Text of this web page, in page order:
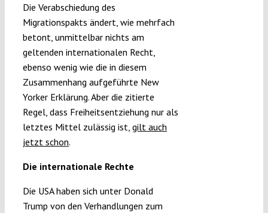
Die Verabschiedung des
Migrationspakts ändert, wie mehrfach
betont, unmittelbar nichts am
geltenden internationalen Recht,
ebenso wenig wie die in diesem
Zusammenhang aufgeführte New
Yorker Erklärung. Aber die zitierte
Regel, dass Freiheitsentziehung nur als
letztes Mittel zulässig ist, gilt auch
jetzt schon.
Die internationale Rechte
Die USA haben sich unter Donald
Trump von den Verhandlungen zum